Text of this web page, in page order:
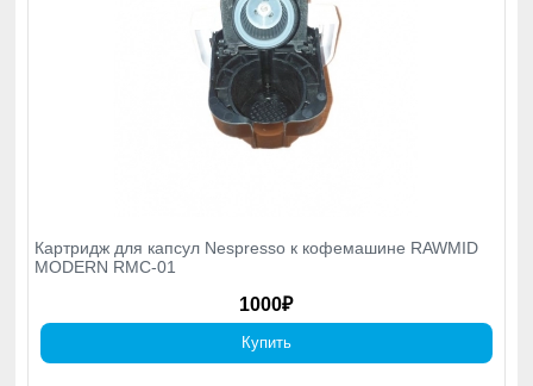
Картридж для капсул Nespresso к кофемашине RAWMID
MODERN RMC-01
1000₽
Купить